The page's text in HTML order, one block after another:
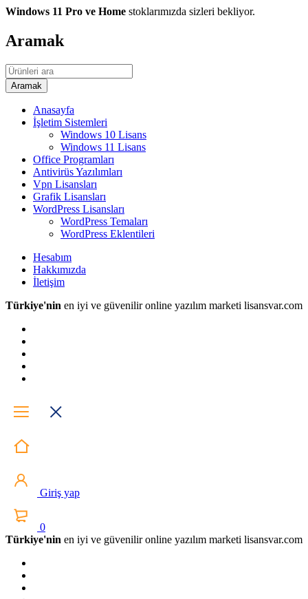
Windows 11 Pro ve Home stoklarımızda sizleri bekliyor.
Aramak
Anasayfa
İşletim Sistemleri
Windows 10 Lisans
Windows 11 Lisans
Office Programları
Antivirüs Yazılımları
Vpn Lisansları
Grafik Lisansları
WordPress Lisansları
WordPress Temaları
WordPress Eklentileri
Hesabım
Hakkımızda
İletişim
Türkiye'nin en iyi ve güvenilir online yazılım marketi lisansvar.com
Giriş yap
0
Türkiye'nin en iyi ve güvenilir online yazılım marketi lisansvar.com